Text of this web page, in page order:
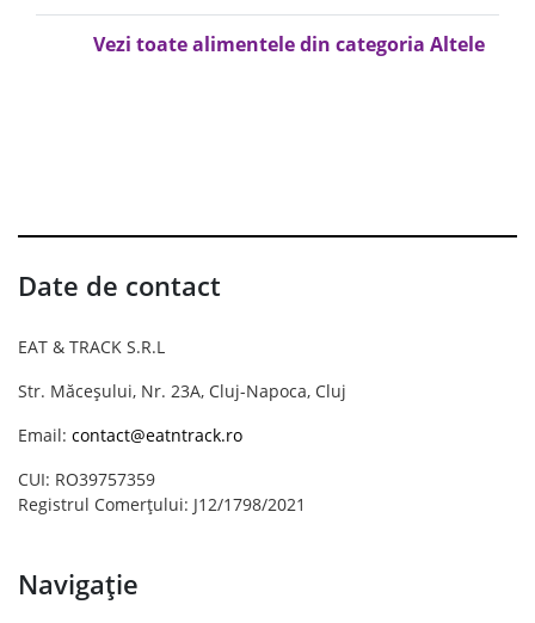
Vezi toate alimentele din categoria Altele
Date de contact
EAT & TRACK S.R.L
Str. Măceșului, Nr. 23A, Cluj-Napoca, Cluj
Email: contact@eatntrack.ro
CUI: RO39757359
Registrul Comerțului: J12/1798/2021
Navigație